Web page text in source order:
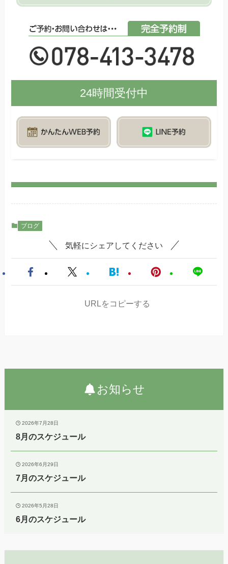
24時間受付中
ブログ
気軽にシェアしてください
URLをコピーする
お知らせ
2026年7月28日
8月のスケジュール
2026年6月29日
7月のスケジュール
2026年5月28日
6月のスケジュール